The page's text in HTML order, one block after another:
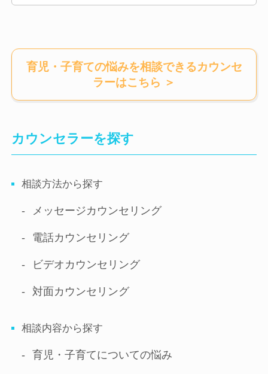
育児・子育ての悩みを相談できるカウンセ
ラーはこちら ＞
カウンセラーを探す
相談方法から探す
メッセージカウンセリング
電話カウンセリング
ビデオ カウンセリング
対面 カウンセリング
相談内容から探す
育児・子育てについての悩み